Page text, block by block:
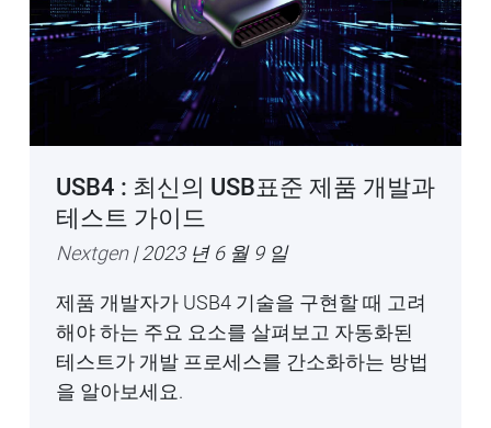
USB4 : 최신의 USB표준 제품 개발과
테스트 가이드
Nextgen| 2023 년 6 월 9 일
제품 개발자가 USB4 기술을 구현할 때 고려
해야 하는 주요 요소를 살펴보고 자동화된
테스트가 개발 프로세스를 간소화하는 방법
을 알아보세요.